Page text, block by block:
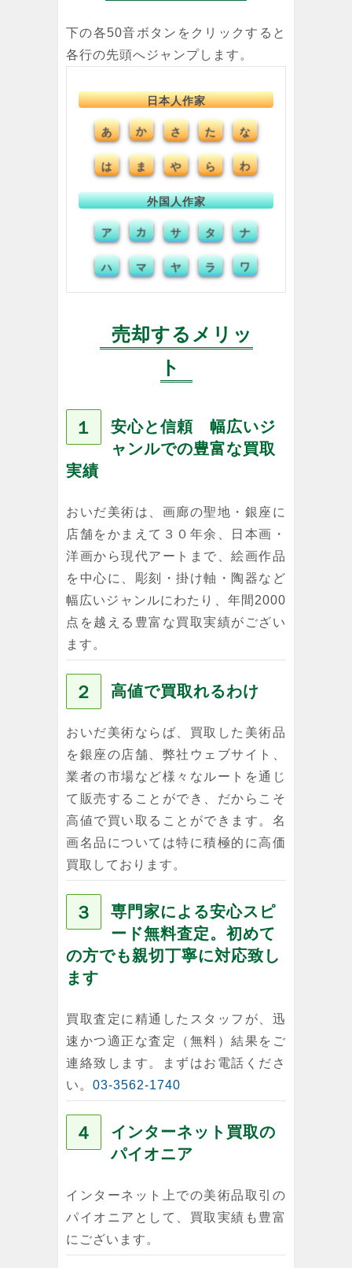
下の各50音ボタンをクリックすると
各行の先頭へジャンプします。
日本人作家
あ か さ た な
は ま や ら わ
外国人作家
ア カ サ タ ナ
ハ マ ヤ ラ ワ
売却するメリッ
ト
１
安心と信頼 幅広いジ
ャンルでの豊富な買取
実績
おいだ美術は、画廊の聖地・銀座に
店舗をかまえて３０年余、日本画・
洋画から現代アートまで、絵画作品
を中心に、彫刻・掛け軸・陶器など
幅広いジャンルにわたり、年間2000
点を越える豊富な買取実績がござい
ます。
２ 高値で買取れるわけ
おいだ美術ならば、買取した美術品
を銀座の店舗、弊社ウェブサイト、
業者の市場など様々なルートを通じ
て販売することができ、だからこそ
高値で買い取ることができます。名
画名品については特に積極的に高価
買取しております。
３
専門家による安心スピ
ード無料査定。初めて
の方でも親切丁寧に対応致し
ます
買取査定に精通したスタッフが、迅
速かつ適正な査定（無料）結果をご
連絡致します。まずはお電話くださ
い。 03-3562-1740
４
インターネット買取の
パイオニア
インターネット上での美術品取引の
パイオニアとして、買取実績も豊富
にございます。